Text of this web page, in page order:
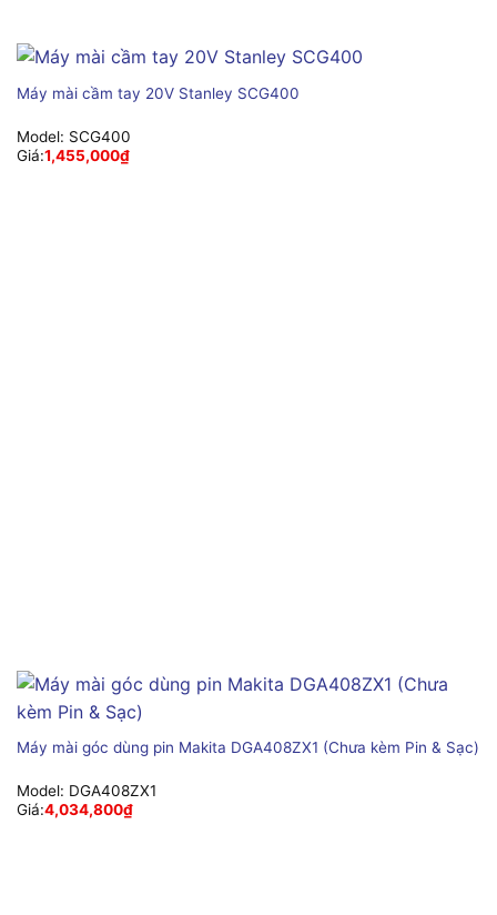
Máy mài cầm tay 20V Stanley SCG400
Model: SCG400
Giá:1,455,000₫
Máy mài góc dùng pin Makita DGA408ZX1 (Chưa kèm Pin & Sạc)
Model: DGA408ZX1
Giá:4,034,800₫